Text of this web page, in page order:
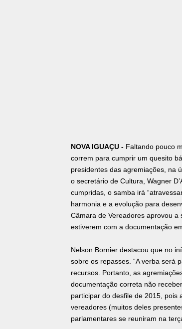
NOVA IGUAÇU - Faltando pouco
correm para cumprir um quesito
presidentes das agremiações, na
o secretário de Cultura, Wagner
cumpridas, o samba irá
harmonia e a evolução para
Câmara de Vereadores aprovou
estiverem com a documentação
Nelson Bornier destacou que no
sobre os repasses. “A verba será
recursos. Portanto, as
documentação correta não
participar do desfile de 2015, pois
vereadores (muitos deles
parlamentares se reuniram na